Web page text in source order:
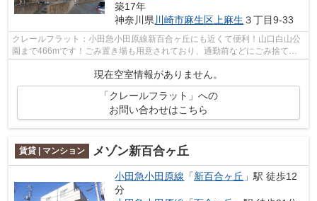
築17年
神奈川県川崎市麻生区上麻生 ３丁目9-33
クレールフラット：小田急小田原線新百合ヶ丘にも近くて便利！山口白山公
園まで466mです！ごみ置き場も用意されており、通勤前などにごみ捨て可
現在空室情報がありません。
「クレールフラット」への
お問い合わせはこちら
賃貸 | マンション メゾン新百合ヶ丘
小田急小田原線 「新百合ヶ丘 」駅 徒歩12
分